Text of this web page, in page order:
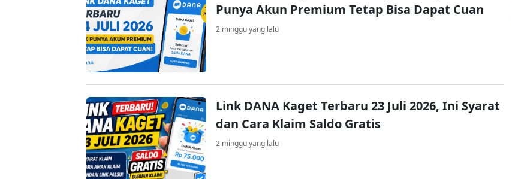
Punya Akun Premium Tetap Bisa Dapat Cuan
2 minggu yang lalu
Link DANA Kaget Terbaru 23 Juli 2026, Ini Syarat
dan Cara Klaim Saldo Gratis
2 minggu yang lalu